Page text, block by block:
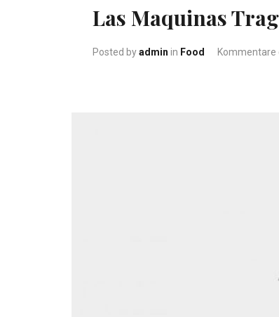
Las Maquinas
Posted byadmin in Food